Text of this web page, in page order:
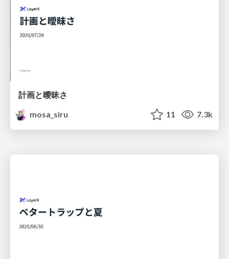
計画と曖昧さ
mosa_siru
11 7.3k